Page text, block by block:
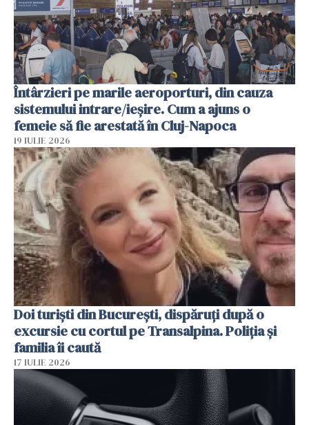
Întârzieri pe marile aeroporturi, din cauza
sistemului intrare/ieșire. Cum a ajuns o
femeie să fie arestată în Cluj-Napoca
19 IULIE 2026
Doi turiști din București, dispăruți după o
excursie cu cortul pe Transalpina. Poliția și
familia îi caută
17 IULIE 2026